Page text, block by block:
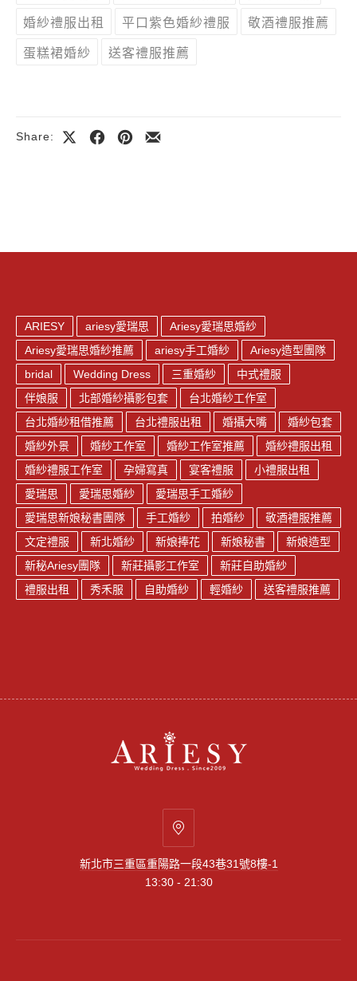
婚紗禮服出租 平口紫色婚紗禮服 敬酒禮服推薦
蛋糕裙婚紗 送客禮服推薦
Share:
ARIESY ariesy愛瑞思
Ariesy愛瑞思婚紗
Ariesy愛瑞思婚紗推薦
ariesy手工婚紗
Ariesy造型團隊
bridal
Wedding Dress 三重婚紗
中式禮服
伴娘服
北部婚紗攝影包套
台北婚紗工作室
台北婚紗租借推薦
台北禮服出租 婚攝大嘴
婚紗包套
婚紗外景
婚紗工作室 婚紗工作室推薦
婚紗禮服出租
婚紗禮服工作室
孕婦寫真 宴客禮服
小禮服出租
愛瑞思
愛瑞思婚紗
愛瑞思手工婚紗
愛瑞思新娘秘書團隊
手工婚紗 拍婚紗
敬酒禮服推薦
文定禮服
新北婚紗 新娘捧花 新娘秘書
新娘造型
新秘Ariesy團隊
新莊攝影工作室
新莊自助婚紗
禮服出租
秀禾服 自助婚紗 輕婚紗 送客禮服推薦
新
市
三
新北市三重區重陽路一段43巷31號8樓-1
13:30 - 21:30